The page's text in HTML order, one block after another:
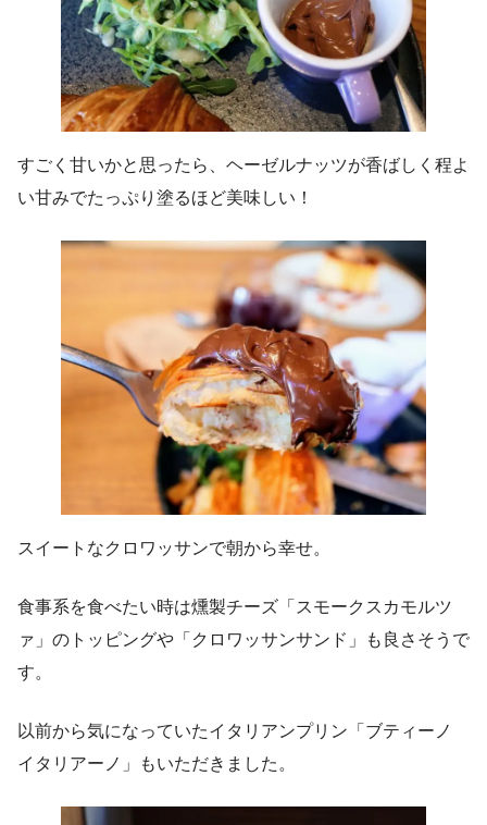
すごく甘いかと思ったら、ヘーゼルナッツが香ばしく程よ
い甘みでたっぷり塗るほど美味しい！
スイートなクロワッサンで朝から幸せ。
食事系を食べたい時は燻製チーズ「スモークスカモルツ
ァ」のトッピングや「クロワッサンサンド」も良さそうで
す。
以前から気になっていたイタリアンプリン「ブティーノ
イタリアーノ」もいただきました。